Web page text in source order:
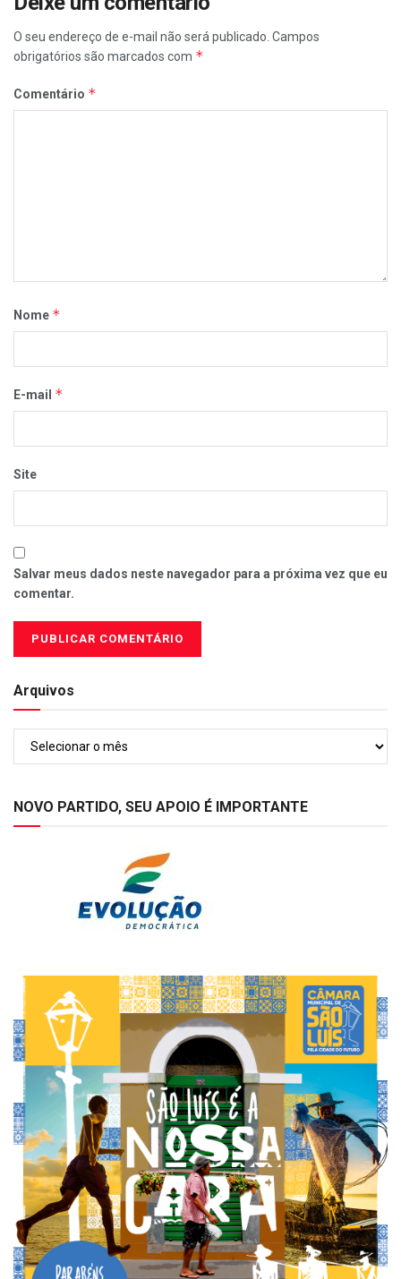
O seu endereço de e-mail não será publicado. Campos
obrigatórios são marcados com *
Comentário *
Nome *
E-mail *
Site
Salvar meus dados neste navegador para a próxima vez que eu
comentar.
Arquivos
NOVO PARTIDO, SEU APOIO É IMPORTANTE